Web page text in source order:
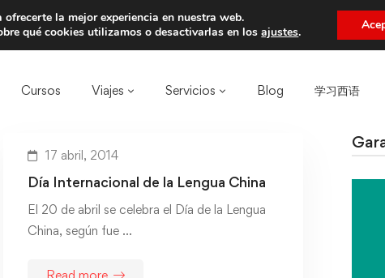
amigo y llevaos un total de 75€ de descuento.
Cursos Viajes Servicios Blog 学习西语​
17 abril, 2014
Día Internacional de la Lengua China
El 20 de abril se celebra el Día de la Lengua
China, según fue …
la mejor experiencia en nuestra web.
qué cookies utilizamos o desactivarlas en losajustes.